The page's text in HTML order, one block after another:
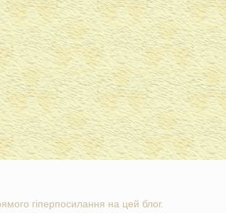
гіперпосилання на цей блог.